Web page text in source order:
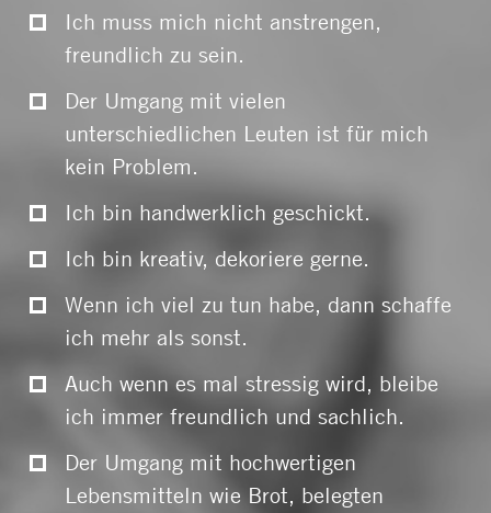
Ich muss mich nicht anstrengen,
freundlich zu sein.
Der Umgang mit vielen
unterschiedlichen Leuten ist für mich
kein Problem.
Ich bin handwerklich geschickt.
Ich bin kreativ, dekoriere gerne.
Wenn ich viel zu tun habe, dann schaffe
ich mehr als sonst.
Auch wenn es mal stressig wird, bleibe
ich immer freundlich und sachlich.
Der Umgang mit hochwertigen
Lebensmitteln wie Brot, belegten